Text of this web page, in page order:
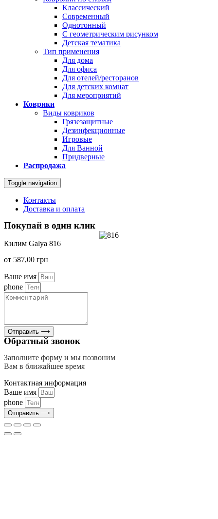
Классический
Современный
Однотонный
С геометрическим рисунком
Детская тематика
Тип применения
Для дома
Для офиса
Для отелей/ресторанов
Для детских комнат
Для мероприятий
Коврики
Виды ковриков
Грязезащитные
Дезинфекционные
Игровые
Для Ванной
Придверные
Распродажа
Toggle navigation
Контакты
Доставка и оплата
Покупай в один клик
Килим Galya 816
от 587,00 грн
Ваше имя
phone
Отправить ⟶
Обратный звонок
Заполните форму и мы позвоним
Вам в ближайшее время
Контактная информация
Ваше имя
phone
Отправить ⟶